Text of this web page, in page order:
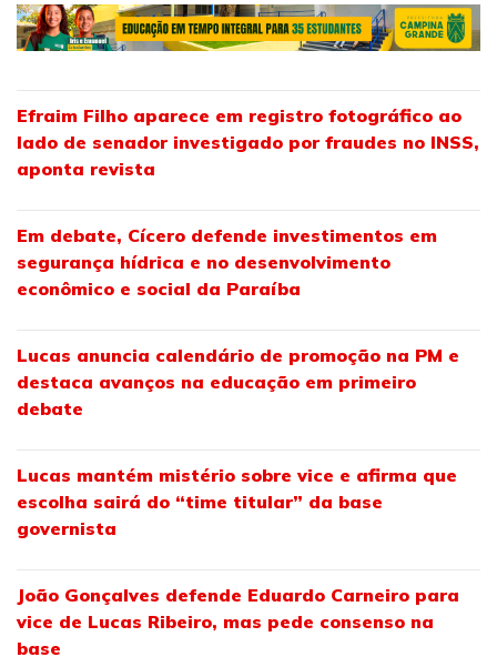
Efraim Filho aparece em registro fotográfico ao
lado de senador investigado por fraudes no INSS,
aponta revista
Em debate, Cícero defende investimentos em
segurança hídrica e no desenvolvimento
econômico e social da Paraíba
Lucas anuncia calendário de promoção na PM e
destaca avanços na educação em primeiro
debate
Lucas mantém mistério sobre vice e afirma que
escolha sairá do “time titular” da base
governista
João Gonçalves defende Eduardo Carneiro para
vice de Lucas Ribeiro, mas pede consenso na
base